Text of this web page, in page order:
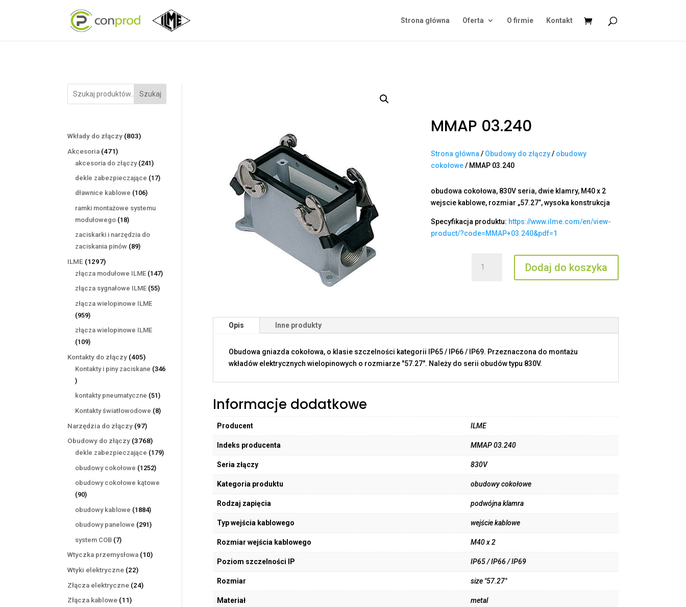
Strona główna Oferta O firmie Kontakt
Szukaj
Wkłady do złączy 803803
Akcesoria 471471
produktów
akcesoria do złączy 241241
produktów
dekle zabezpieczające 1717
dławnice kablowe 106106
ramki montażowe systemu
modułowego 1818
produktów
zaciskarki i narzędzia do
zaciskania pinów 8989
ILME 12971297
produktów
złącza modułowe ILME 147147
złącza sygnałowe ILME 5555
złącza wielopinowe ILME
959959
produktów
złącza wielopinowe ILME
109109
produktów
Kontakty do złączy 405405
produktów
Kontakty i piny zaciskane 346
346
produktów
kontakty pneumatyczne 5151
produktów
Kontakty światłowodowe 88
Narzędzia do złączy 9797
produktów
Obudowy do złączy 37683768
produktów
dekle zabezpieczające 179179
obudowy cokołowe 12521252
obudowy cokołowe kątowe
9090
produktów
obudowy kablowe 18841884
produkty
obudowy panelowe 291291
system COB 77
produktów
Wtyczka przemysłowa 1010
Wtyki elektryczne 2222
produkty
Złącza elektryczne 2424
Złącza kablowe 1111
MMAP 03.240
Strona główna / Obudowy do złączy/ obudowy
cokołowe/ MMAP 03.240
obudowa cokołowa, 830V seria, dwie klamry, M40 x 2
wejscie kablowe, rozmiar „57.27”, wysoka konstrukcja
Specyfikacja produktu: https://www.ilme.com/en/view-
product/?code=MMAP+03.240&pdf=1
MMAP
Dodaj do koszyka
Opis Inne produkty
Obudowa gniazda cokołowa, o klasie szczelności kategorii IP65 / IP66 / IP69. Przeznaczona do montażu
wkładów elektrycznych wielopinowych o rozmiarze "57.27". Należy do serii obudów typu 830V.
Informacje dodatkowe
Producent ILME
Indeks producenta MMAP 03.240
Seria złączy 830V
Kategoria produktu obudowy cokołowe
Rodzaj zapięcia podwójna klamra
Typ wejścia kablowego wejście kablowe
Rozmiar wejścia kablowego M40 x 2
Poziom szczelności IP IP65 / IP66 / IP69
Rozmiar size "57.27"
Materiał metal